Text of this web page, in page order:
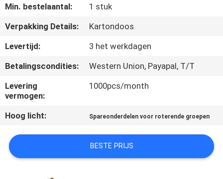
ONS
NIEUWS
SITEMAP
PRIVACY
POLICY
Min. bestelaantal:
1 stuk
Verpakking Details:
Kartondoos
Levertijd:
3 het werkdagen
Betalingscondities:
Western Union, Payapal, T/T
Levering
vermogen:
1000pcs/month
Hoog licht: Spareonderdelen voor roterende groepen
BESTE PRIJS